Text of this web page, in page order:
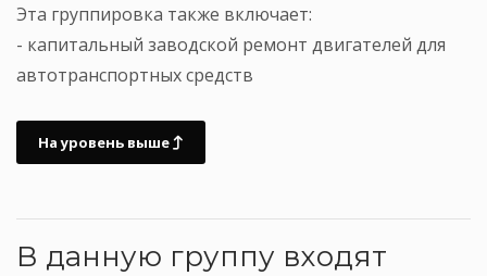
Эта группировка также включает:
- капитальный заводской ремонт двигателей для
автотранспортных средств
На уровень выше
В данную группу входят